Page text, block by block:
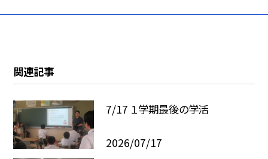
関連記事
7/17 １学期最後の学活
2026/07/17